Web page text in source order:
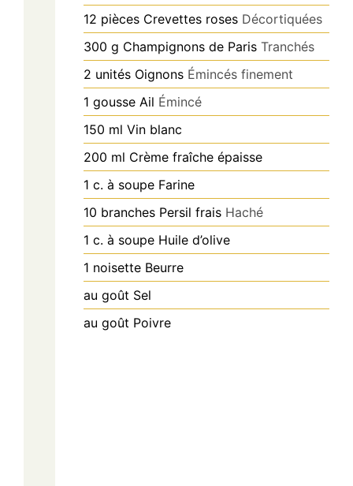
12 pièces Crevettes roses Décortiquées
300 g Champignons de Paris Tranchés
2 unités Oignons Émincés finement
1 gousse Ail Émincé
150 ml Vin blanc
200 ml Crème fraîche épaisse
1 c. à soupe Farine
10 branches Persil frais Haché
1 c. à soupe Huile d’olive
1 noisette Beurre
au goût Sel
au goût Poivre